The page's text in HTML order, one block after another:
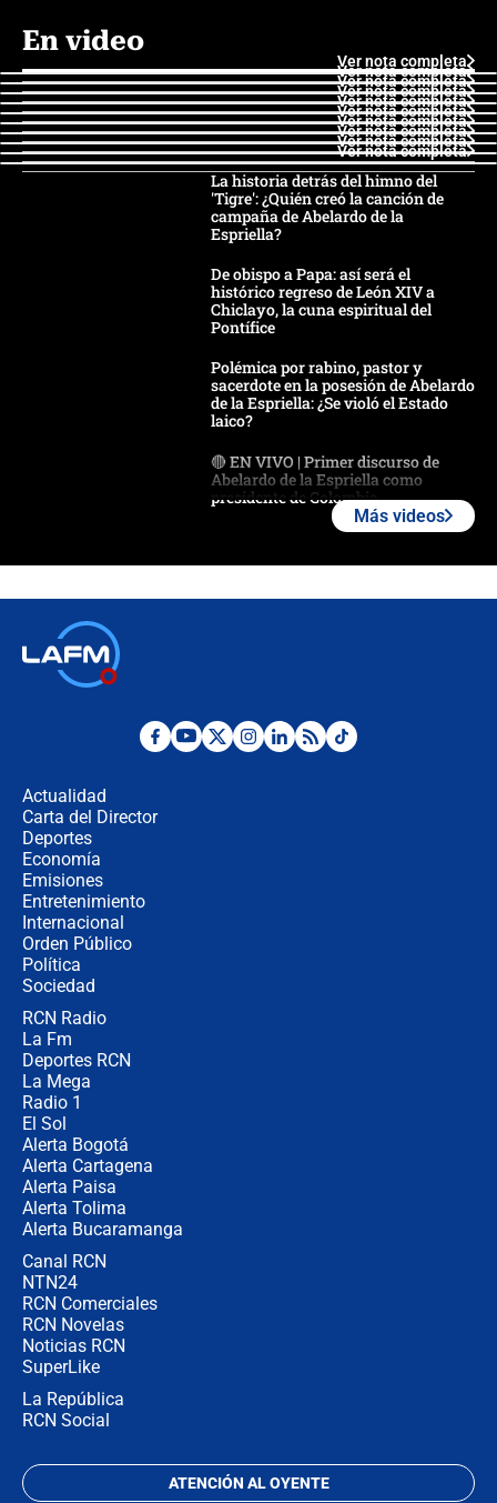
En video
Ver nota completa
Ver nota completa
Ver nota completa
Ver nota completa
Ver nota completa
Ver nota completa
Ver nota completa
Ver nota completa
Ver nota completa
Ver nota completa
La historia detrás del himno del
'Tigre': ¿Quién creó la canción de
campaña de Abelardo de la
Espriella?
De obispo a Papa: así será el
histórico regreso de León XIV a
Chiclayo, la cuna espiritual del
Pontífice
Polémica por rabino, pastor y
sacerdote en la posesión de Abelardo
de la Espriella: ¿Se violó el Estado
laico?
🔴 EN VIVO | Primer discurso de
Abelardo de la Espriella como
presidente de Colombia
Desde dermatitis hasta infecciones:
Más videos
Actualidad
Carta del Director
Deportes
Economía
Emisiones
Entretenimiento
Internacional
Orden Público
Política
Sociedad
RCN Radio
La Fm
Deportes RCN
La Mega
Radio 1
El Sol
Alerta Bogotá
Alerta Cartagena
Alerta Paisa
Alerta Tolima
Alerta Bucaramanga
Canal RCN
NTN24
RCN Comerciales
RCN Novelas
Noticias RCN
SuperLike
La República
RCN Social
ATENCIÓN AL OYENTE